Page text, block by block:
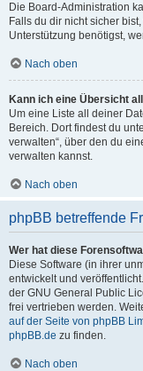
Die Board-Administration
Falls du dir nicht sicher
Unterstützung benötigst,
Nach oben
Kann ich eine Übersicht
Um eine Liste all deiner
Bereich. Dort findest du
verwalten“, über den du
verwalten kannst.
Nach oben
phpBB betreffende
Wer hat diese
Diese Software (in ihrer
entwickelt und
der GNU General Public
frei vertrieben werden.
auf der Seite von phpBB
phpBB.de zu finden.
Nach oben